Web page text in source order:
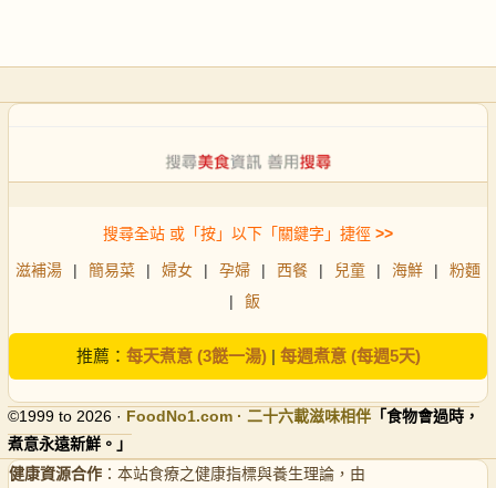
搜尋全站 或「按」以下「關鍵字」捷徑 >>
滋補湯 | 簡易菜 | 婦女 | 孕婦 | 西餐 | 兒童 | 海鮮 |
粉麵
|
飯
推薦： 每天煮意 (3餸一湯)| 每週煮意 (每週5天)
©1999 to 2026 · FoodNo1.com · 二十六載滋味相伴 「食物會過時，
煮意永遠新鮮。」
健康資源合作 ：本站食療之健康指標與養生理論，由